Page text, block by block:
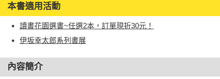
本書適用活動
讀書花園選書~任選2本，訂單現折30元！
伊坂幸太郎系列書展
內容簡介